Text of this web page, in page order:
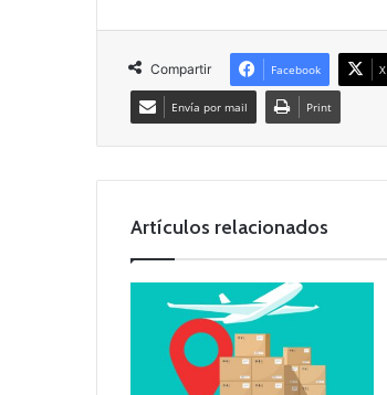
Compartir Facebook X
Envía por mail Print
Artículos relacionados